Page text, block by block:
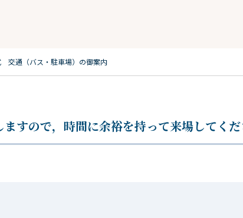
交通（バス・駐車場）の御案内
すので，時間に余裕を持って来場してくだ